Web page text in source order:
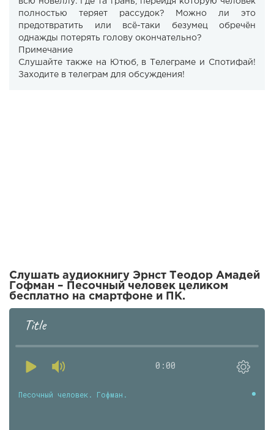
всю новеллу. Где та грань, перейдя которую человек
полностью теряет рассудок? Можно ли это
предотвратить или всё-таки безумец обречён
однажды потерять голову окончательно?
Примечание
Слушайте также на Ютюб, в Телеграме и Спотифай!
Заходите в телеграм для обсуждения!
Слушать аудиокнигу Эрнст Теодор Амадей
Гофман – Песочный человек целиком
бесплатно на смартфоне и ПК.
Title
0:00
Песочный человек. Гофман.